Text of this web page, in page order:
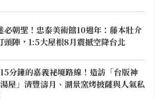
必朝聖！忠泰美術館10週年：藤本壯介
頭陣，1:5大屋根8月震撼空降台北
分鐘的嘉義祕境路線！造訪「台版神
屋」清豐濤月、湖景窯烤披薩與人氣私